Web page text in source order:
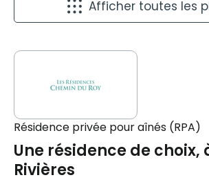
Afficher toutes les
Résidence privée pour aînés (RPA)
Une résidence de choix,
Rivières